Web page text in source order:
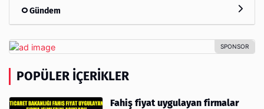
Gündem
POPÜLER İÇERIKLER
Fahiş fiyat uygulayan firmalar